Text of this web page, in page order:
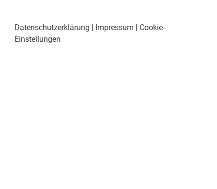
Datenschutzerklärung | Impressum | Cookie-
Einstellungen